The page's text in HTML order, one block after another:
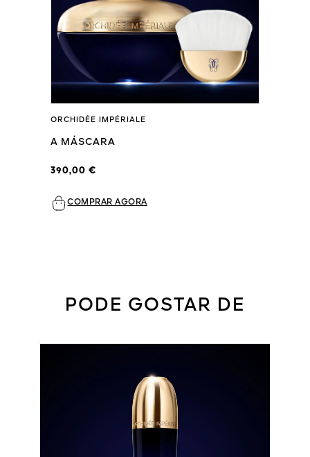
ORCHIDÉE IMPÉRIALE
A MÁSCARA
390,00 €
COMPRAR AGORA
PODE GOSTAR DE